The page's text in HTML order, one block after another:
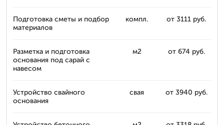
Подготовка сметы и подбор
материалов
компл. от 3111 руб.
Разметка и подготовка
основания под сарай с
навесом
м2 от 674 руб.
Устройство свайного
основания
свая от 3940 руб.